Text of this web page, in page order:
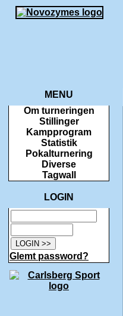
MENU
Om turneringen
Stillinger
Kampprogram
Statistik
Pokalturnering
Diverse
Tagwall
LOGIN
Glemt password?